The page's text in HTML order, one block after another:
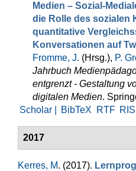
Medien – Sozial-
die Rolle des sozialen
quantitative
Konversationen auf
Fromme, J. (Hrsg.), P.
Jahrbuch
entgrenzt - Gestaltung
digitalen Medien.
Scholar |
BibTeX RTF RIS
2017
Kerres, M. (2017).